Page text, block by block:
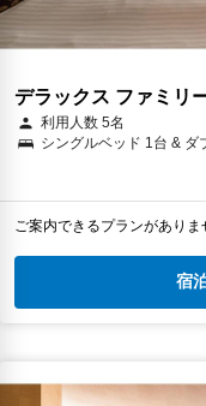
デラックス ファミリ
利用人数 5名
シングルベッド 1台 & ダ
ご案内できるプランがあり
宿